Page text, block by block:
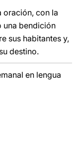
oración, con la
bendición
sus habitantes y,
destino.
en lengua